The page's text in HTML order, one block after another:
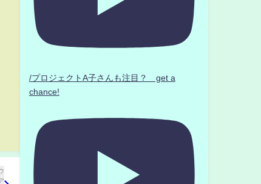
/プロジェクトA子さんも注目？ get a
chance!